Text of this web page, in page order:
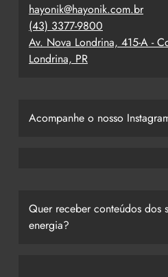
hayonik@hayonik.com.br
(43) 3377-9800
Av. Nova Londrina, 415-A -
Londrina, PR
Acompanhe o nosso
Quer receber conteúdos dos
energia?